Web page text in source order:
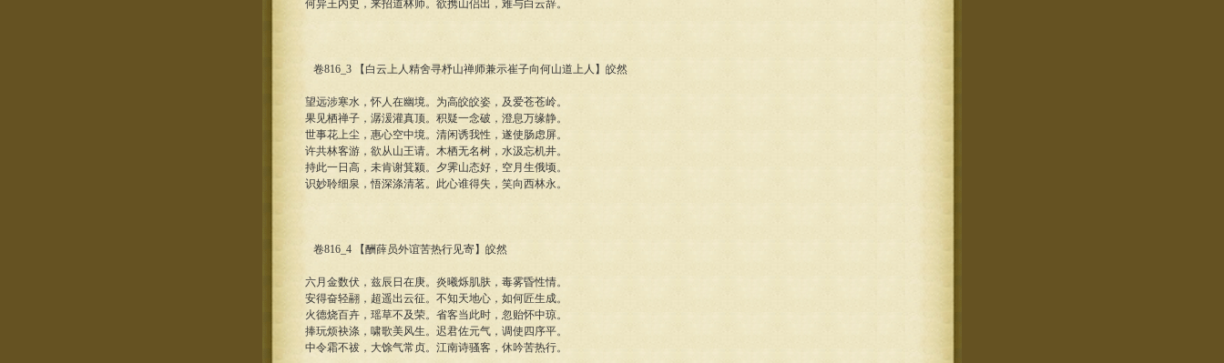
何异王内史，来招道林师。欲携山侣出，难与白云辞。
卷816_3 【白云上人精舍寻杼山禅师兼示崔子向何山道上人】皎然
望远涉寒水，怀人在幽境。为高皎皎姿，及爱苍苍岭。
果见栖禅子，潺湲灌真顶。积疑一念破，澄息万缘静。
世事花上尘，惠心空中境。清闲诱我性，遂使肠虑屏。
许共林客游，欲从山王请。木栖无名树，水汲忘机井。
持此一日高，未肯谢箕颍。夕霁山态好，空月生俄顷。
识妙聆细泉，悟深涤清茗。此心谁得失，笑向西林永。
卷816_4 【酬薛员外谊苦热行见寄】皎然
六月金数伏，兹辰日在庚。炎曦烁肌肤，毒雾昏性情。
安得奋轻翮，超遥出云征。不知天地心，如何匠生成。
火德烧百卉，瑶草不及荣。省客当此时，忽贻怀中琼。
捧玩烦袂涤，啸歌美风生。迟君佐元气，调使四序平。
中令霜不祓，大馀气常贞。江南诗骚客，休吟苦热行。